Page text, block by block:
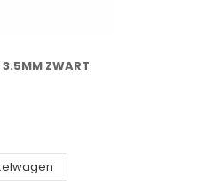
3.5MM ZWART